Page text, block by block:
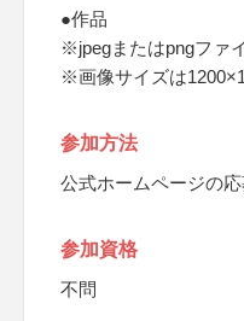
●作品
※jpegまたはpngファ
※画像サイズは
参加方法
公式ホームページの
参加資格
不問